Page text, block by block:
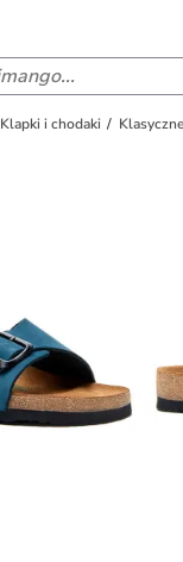
Klapki i chodaki